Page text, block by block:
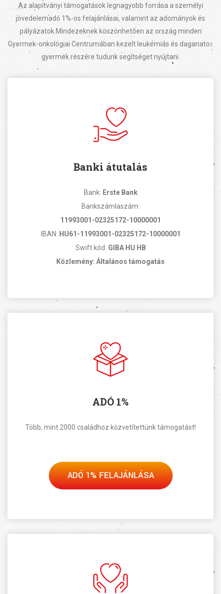
Az alapítványi támogatások legnagyobb forrása a személyi
jövedelemadó 1%-os felajánlásai, valamint az adományok és
pályázatok. Mindezeknek köszönhetően az ország minden
Gyermek-onkológiai Centrumában kezelt leukémiás és daganatos
gyermek részére tudunk segítséget nyújtani.
Banki átutalás
Bank: Erste Bank
Bankszámlaszám:
11993001-02325172-10000001
IBAN: HU61-11993001-02325172-10000001
Swift kód: GIBA HU HB
Közlemény: Általános támogatás
ADÓ 1%
Több, mint 2000 családhoz közvetítettünk támogatást!
ADÓ 1% FELAJÁNLÁSA